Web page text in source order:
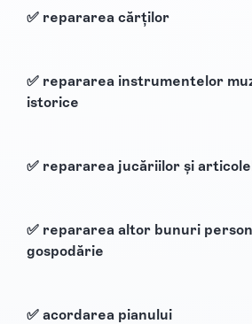
✅ repararea cărților
✅ repararea instrumentelor
istorice
✅ repararea jucăriilor și
✅ repararea altor bunuri
gospodărie
✅ acordarea pianului